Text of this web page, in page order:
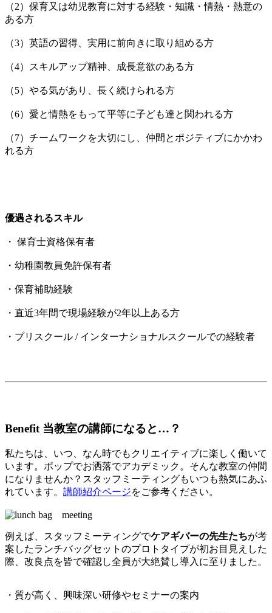
（2）保育又は幼児教育に対する経験・知識・情熱・熱意の
ある方
（3）英語の習得、実用に前向きに取り組める方
（4）スキルアップ精神、成長意欲のある方
（5）やる気があり、長く続けられる方
（6）愛と情熱をもって平等に子ども達と関われる方
（7）チームワークを大切にし、仲間とポジティブにかかわ
れる方
優遇されるスキル
・ 保育士資格保有者
・幼稚園教員免許保有者
・保育補助経験
・直近3年間で現場経験が2年以上ある方
・プリスクール / インターナショナルスクールでの経験者
Benefit 当教室の講師になると…？
私たちは、いつ、なん時でもクリエイティブに楽しく働いて
います。ポップでお洒落でアカデミック。そんな教室の仲間
になりませんか？スタッフミーティングもいつも熱気にあふ
れています。 講師紹介ページをご参考ください。
例えば、スタッフミーティングでケアギバーの先生たちが考
案したランチバッグセットのプロトタイプが初お目見えした
際、改良点を皆で確認し全員が大絶賛し導入に至りました。
・質が高く、興味深い研修やセミナーの案内